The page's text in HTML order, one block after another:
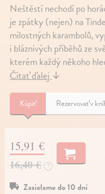
Neštěstí nechodí po
je zpátky (nejen) na
milostných karambolů,
i bláznivých příběhů ze
kterém každý někoho
Čítať ďalej ↓
Kúpiť Rezervovať v
15,91 €
16,40 € ?
Zasielame do 10 dní